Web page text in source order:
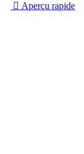
 Aperçu rapide